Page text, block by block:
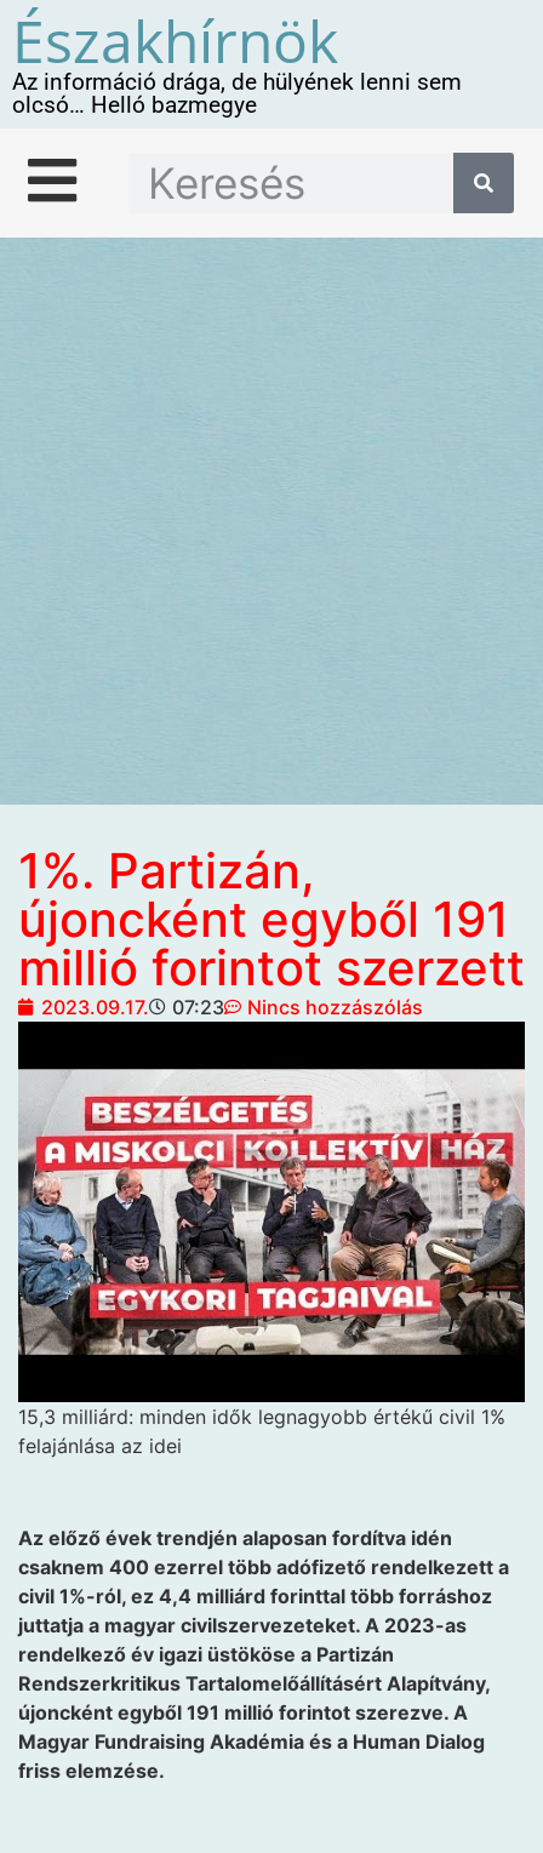
Északhírnök
Az információ drága, de hülyének lenni sem
olcsó… Helló bazmegye
1%. Partizán,
újoncként egyből 191
millió forintot szerzett
2023.09.17. 07:23 Nincs hozzászólás
15,3 milliárd: minden idők legnagyobb értékű civil 1%
felajánlása az idei
Az előző évek trendjén alaposan fordítva idén
csaknem 400 ezerrel több adófizető rendelkezett a
civil 1%-ról, ez 4,4 milliárd forinttal több forráshoz
juttatja a magyar civilszervezeteket. A 2023-as
rendelkező év igazi üstököse a Partizán
Rendszerkritikus Tartalomelőállításért Alapítvány,
újoncként egyből 191 millió forintot szerezve. A
Magyar Fundraising Akadémia és a Human Dialog
friss elemzése.